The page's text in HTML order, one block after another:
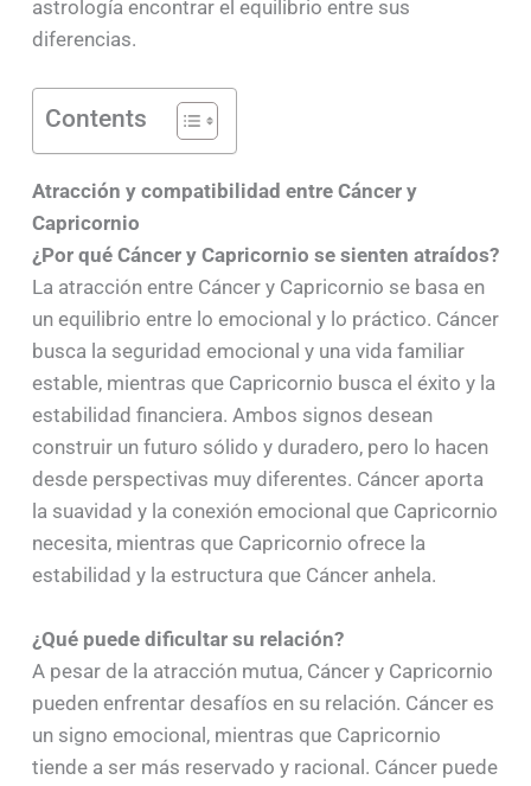
astrología encontrar el equilibrio entre sus
diferencias.
Contents
Atracción y compatibilidad entre Cáncer y
Capricornio
¿Por qué Cáncer y Capricornio se sienten atraídos?
La atracción entre Cáncer y Capricornio se basa en
un equilibrio entre lo emocional y lo práctico. Cáncer
busca la seguridad emocional y una vida familiar
estable, mientras que Capricornio busca el éxito y la
estabilidad financiera. Ambos signos desean
construir un futuro sólido y duradero, pero lo hacen
desde perspectivas muy diferentes. Cáncer aporta
la suavidad y la conexión emocional que Capricornio
necesita, mientras que Capricornio ofrece la
estabilidad y la estructura que Cáncer anhela.
¿Qué puede dificultar su relación?
A pesar de la atracción mutua, Cáncer y Capricornio
pueden enfrentar desafíos en su relación. Cáncer es
un signo emocional, mientras que Capricornio
tiende a ser más reservado y racional. Cáncer puede